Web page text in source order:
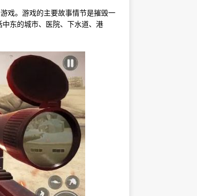
戏。游戏的主要故事情节是摧毁一
中东的城市、医院、下水道、港